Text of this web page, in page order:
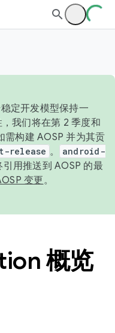
定开发模型保持一
我们将在第 2 季度和
需构建 AOSP 并为其贡
release 。
android-
用推送到 AOSP 的最
变更。
概览